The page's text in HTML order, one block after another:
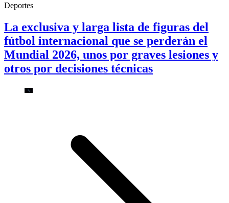
Deportes
La exclusiva y larga lista de figuras del
fútbol internacional que se perderán el
Mundial 2026, unos por graves lesiones y
otros por decisiones técnicas